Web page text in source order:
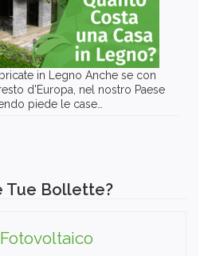
in Legno Anche se con
d'Europa, nel nostro Paese
piede le case…
Tue Bollette?